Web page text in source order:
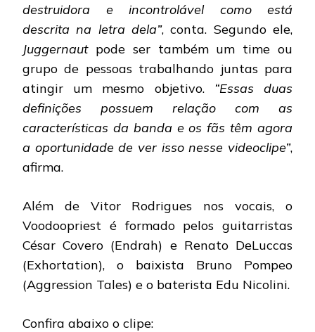
destruidora e incontrolável como está
descrita na letra dela”, conta. Segundo ele,
Juggernautpode ser também um time ou
grupo de pessoas trabalhando juntas para
atingir um mesmo objetivo. “Essas duas
definições possuem relação com as
características da banda e os fãs têm agora
a oportunidade de ver isso nesse videoclipe”,
afirma.
Além de Vitor Rodrigues nos vocais, o
Voodoopriest é formado pelos guitarristas
César Covero (Endrah) e Renato DeLuccas
(Exhortation), o baixista Bruno Pompeo
(Aggression Tales) e o baterista Edu Nicolini.
Confira abaixo o clipe: